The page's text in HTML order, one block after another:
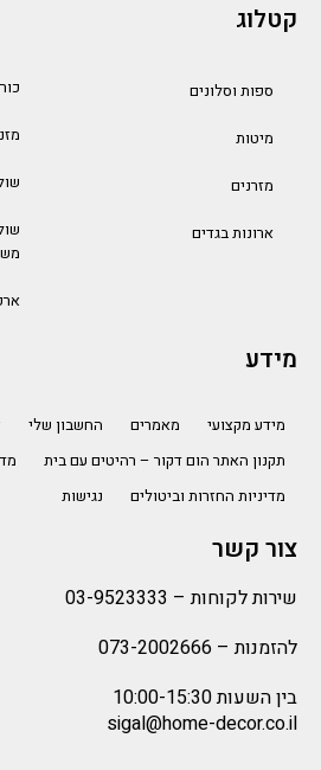
קטלוג
ספות וסלונים
מיטות
מזרנים
ארונות בגדים
מידע
מידע מקצועי מאמרים החשבון שלי
תקנון האתר הום דקור – רהיטים עם בית
מדיניות החזרות וביטולים
נגישות
צור קשר
שירות לקוחות – 03-9523333
להזמנות – 073-2002666
בין השעות 10:00-15:30
sigal@home-decor.co.il